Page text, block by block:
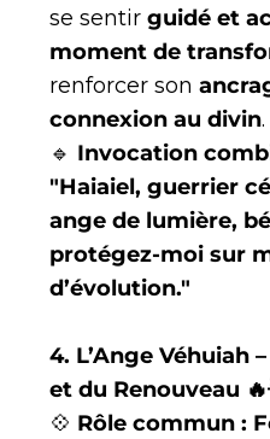
se sentir guidé et
moment de
renforcer son
connexion au divin.
🔹 Invocation
"Haiaiel, guerrier
ange de lumière,
protégez-moi sur
d’évolution."
4. L’Ange Véhuiah
et du Renouveau
💠 Rôle commun :